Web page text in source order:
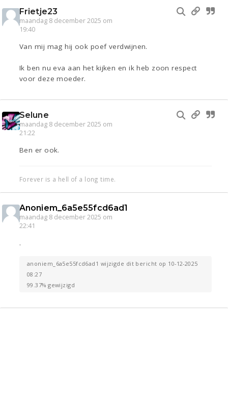
Frietje23
maandag 8 december 2025 om
19:40
Van mij mag hij ook poef verdwijnen.
Ik ben nu eva aan het kijken en ik heb zoon respect
voor deze moeder.
Selune
maandag 8 december 2025 om
21:22
Ben er ook.
Forever is a hell of a long time.
Anoniem_6a5e55fcd6ad1
maandag 8 december 2025 om
22:41
.
anoniem_6a5e55fcd6ad1 wijzigde dit bericht op 10-12-2025
08:27
99.37% gewijzigd